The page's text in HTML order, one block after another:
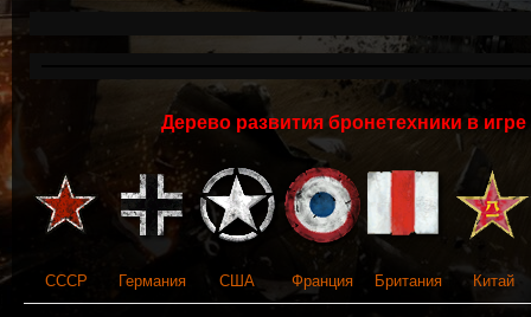
Дерево развития бронетехники в
СССР Германия США Франция Британия Китай